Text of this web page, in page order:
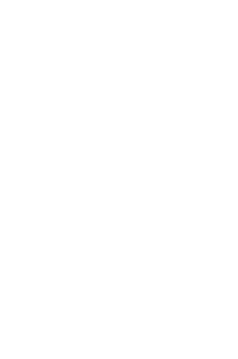
INNOVARI
корпусе